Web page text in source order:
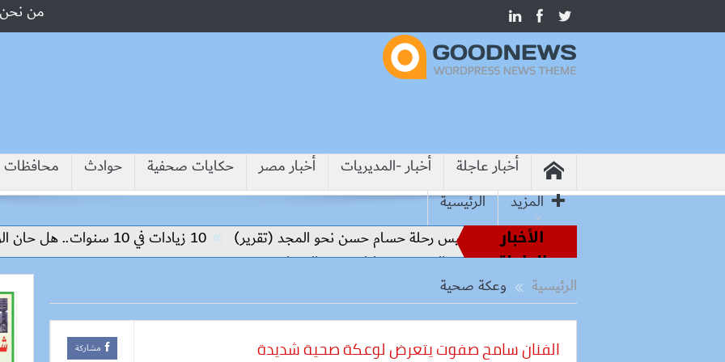
من نحن
أخبار عاجلة أخبار -المديريات أخبار مصر حكايات صحفية حوادث محافظات
المزيد
الرئيسية
الأخبار
العاجلة
الملاعب إلى قيادة الفراعنة.. كواليس رحلة حسام حسن نحو المجد (تقرير) 10 زيادات في 10 سنوات.. هل حان الوقت لرفع دعم البنزين نهائيا؟
بيطرية بأسوان لتحصين الكلاب الحرة والحد من مخاطر مرض السعار
الرئيسية وعكة صحية
الفنان سامح صفوت يتعرض لوعكة صحية شديدة مشاركة